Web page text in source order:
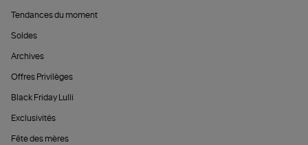
Tendances du moment
Soldes
Archives
Offres Privilèges
Black Friday Lulli
Exclusivités
Fête des mères